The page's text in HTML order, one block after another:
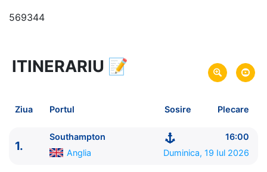
569344
12 zile vacanta de croaziera in
link oferta
Plecare pe 19 Iul 2026 din Southampton, Anglia
Norwegian Cruise Line
ITINERARIU 📝
Ziua Portul Sosire Plecare
1.
Southampton
16:00
Anglia
Duminica, 19 Iul 2026